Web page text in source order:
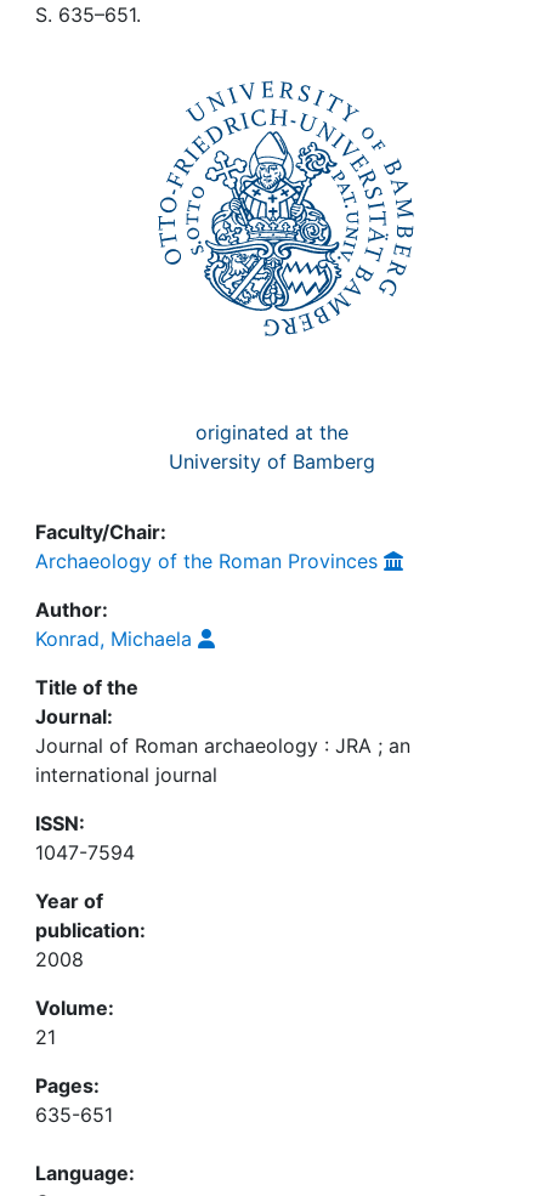
Help
S. 635–651.
originated at the
University of Bamberg
Faculty/Chair:
Archaeology of the Roman Provinces
Author:
Konrad, Michaela
Title of the
Journal:
Journal of Roman archaeology : JRA ; an
international journal
ISSN:
1047-7594
Year of
publication:
2008
Volume:
21
Pages:
635-651
Language: